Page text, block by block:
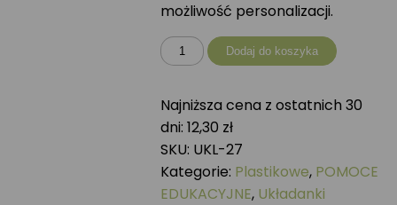
możliwość personalizacji.
ilość
Plastikowa
RZEKOTKA
DRZEWNA
Dodaj do koszyka
Najniższa cena z ostatnich 30
dni:12,30 zł
SKU: UKL-27
Kategorie: Plastikowe, POMOCE
EDUKACYJNE, Układanki